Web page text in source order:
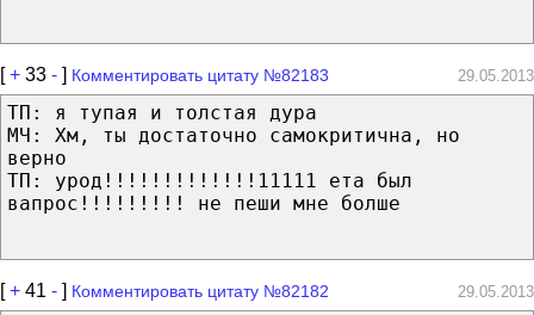
[+ 33 - ] Комментировать цитату №82183 29.05.2013
ТП: я тупая и толстая дура
МЧ: Хм, ты достаточно самокритична, но
верно
ТП: урод!!!!!!!!!!!!!11111 ета был
вапрос!!!!!!!!! не пеши мне болше
[+ 41 - ] Комментировать цитату №82182 29.05.2013